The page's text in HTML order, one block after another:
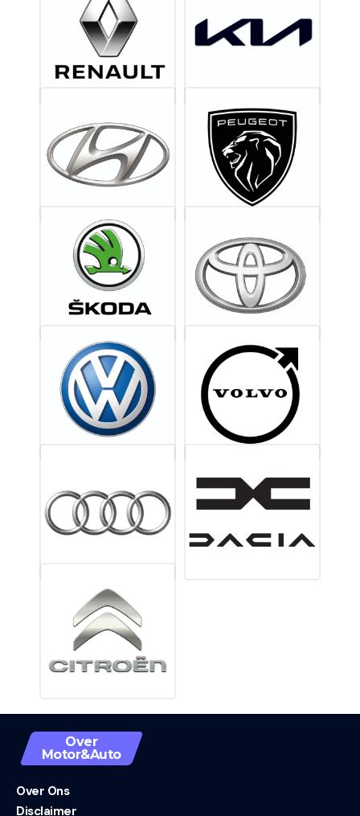
Over
Motor&Auto
Over Ons
Disclaimer